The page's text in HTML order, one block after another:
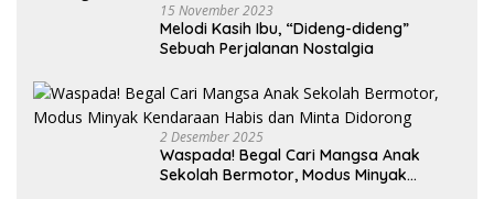
15 November 2023
Melodi Kasih Ibu, “Dideng-dideng”
Sebuah Perjalanan Nostalgia
2 Desember 2025
Waspada! Begal Cari Mangsa Anak
Sekolah Bermotor, Modus Minyak